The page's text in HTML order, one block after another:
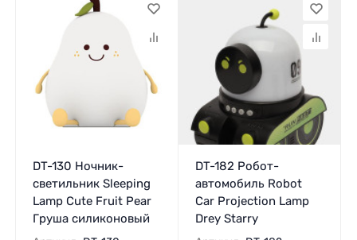
DT-130 Ночник-
светильник Sleeping
Lamp Cute Fruit Pear
Груша силиконовый
DT-182 Робот-
автомобиль Robot
Car Projection Lamp
Drey Starry